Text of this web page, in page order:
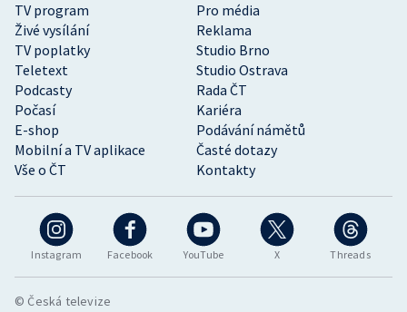
Instagram Facebook YouTube X Threads
TV program
Pro média
Živé vysílání
Reklama
TV poplatky
Studio Brno
Teletext
Studio Ostrava
Podcasty
Rada ČT
Počasí
Kariéra
E-shop
Podávání námětů
Mobilní a TV aplikace
Časté dotazy
Vše o ČT
Kontakty
© Česká televize